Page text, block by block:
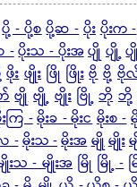
ပို့ - ပို့စပို့ဆ -ပိုးပိုးက -
-ပိုးသ - ပိုးအပျိုပျို့ ပ
ဖိုး ဖျိုး ဖြို ဖြိုး ဗို ဗို့ ဗို
ဗျို ဗျို့ ဗျိုး ဗြို့ ဘို ဘို့
ကြ -မိုးခ - မိုးငမိုးစ -
-မိုးသ -မိုးအမျိုမျိုး
ျိုးသ - မျိုးအ မြို မြို့ -